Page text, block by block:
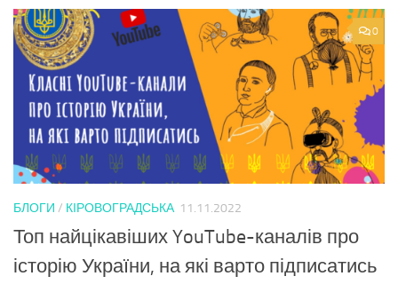
0
БЛОГИ / КІРОВОГРАДСЬКА 11.11.2022
Топ найцікавіших YouTube-каналів про
історію України, на які варто підписатись